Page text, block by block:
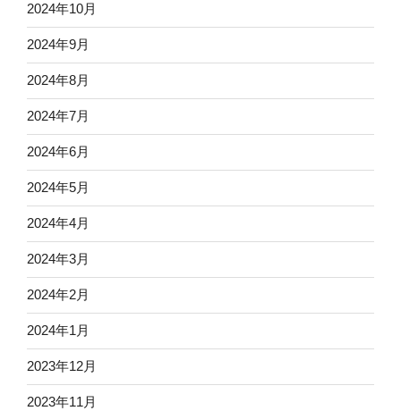
2024年10月
2024年9月
2024年8月
2024年7月
2024年6月
2024年5月
2024年4月
2024年3月
2024年2月
2024年1月
2023年12月
2023年11月